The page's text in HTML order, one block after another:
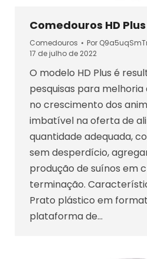
Comedouros HD Plus
Comedouros Por
17 de julho de 2022
O modelo HD Plus é
pesquisas para
no crescimento dos
imbatível na oferta de
quantidade adequada,
sem desperdício,
produção de suínos em
terminação.
Prato plástico em
plataforma de…